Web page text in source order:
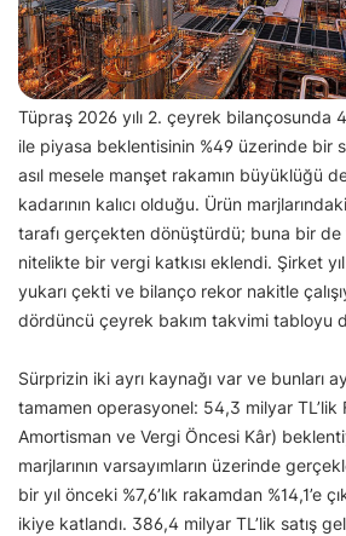
Tüpraş 2026 yılı 2. çeyrek bilançosunda
ile piyasa beklentisinin %49 üzerinde bir
asıl mesele manşet rakamın büyüklüğü
kadarının kalıcı olduğu. Ürün
tarafı gerçekten dönüştürdü; buna bir
nitelikte bir vergi katkısı eklendi. Şirket
yukarı çekti ve bilanço rekor nakitle
dördüncü çeyrek bakım takvimi tabloyu
Sürprizin iki ayrı kaynağı var ve bunları
tamamen operasyonel: 54,3 milyar TL’lik
Amortisman ve Vergi Öncesi Kâr)
marjlarının varsayımların üzerinde
bir yıl önceki %7,6’lık rakamdan %14,1’e
ikiye katlandı. 386,4 milyar TL’lik satış